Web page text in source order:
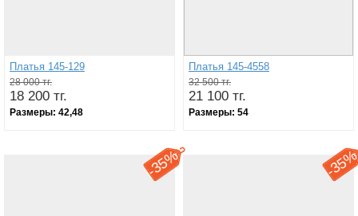
Платья 145-129
28 000 тг.
18 200 тг.
Размеры: 42,48
Платья 145-4558
32 500 тг.
21 100 тг.
Размеры: 54
-
35% -